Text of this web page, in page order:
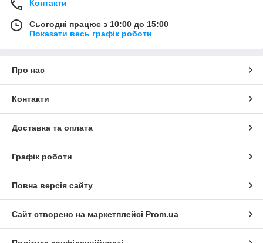
Контакти
Сьогодні працює з 10:00 до 15:00
Показати весь графік роботи
Про нас
Контакти
Доставка та оплата
Графік роботи
Повна версія сайту
Сайт створено на маркетплейсі Prom.ua